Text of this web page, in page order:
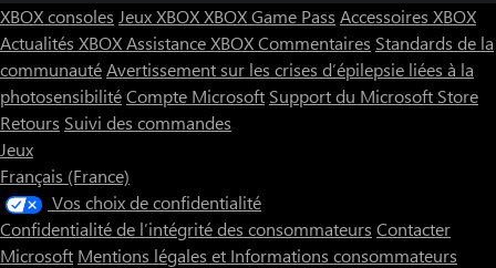
XBOX consoles Jeux XBOXXBOX Game Pass Accessoires XBOX
Actualités XBOXAssistance XBOXCommentaires Standards de la
communautéAvertissement sur les crises d’épilepsie liées à la
photosensibilitéCompte Microsoft Support du Microsoft Store
Retours Suivi des commandes
Jeux
Français (France)
Vos choix de confidentialité
Confidentialité de l’intégrité des consommateurs Contacter
Microsoft Mentions légales et Informations consommateurs